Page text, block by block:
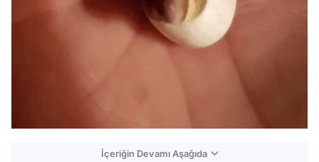
İçeriğin Devamı Aşağıda